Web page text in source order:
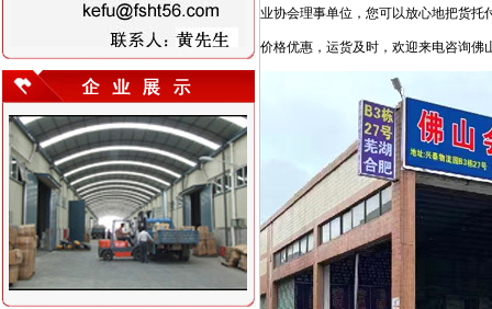
业协会理事单位，您可以放心地把货托
价格优惠，运货及时，欢迎来电咨询佛